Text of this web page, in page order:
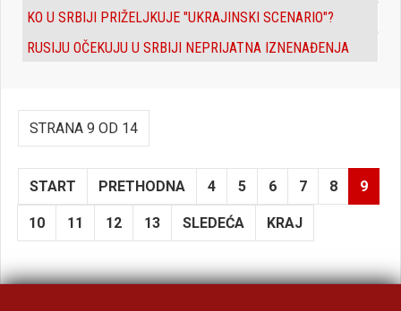
KO U SRBIJI PRIŽELJKUJE "UKRAJINSKI SCENARIO"?
RUSIJU OČEKUJU U SRBIJI NEPRIJATNA IZNENAĐENJA
STRANA 9 OD 14
START PRETHODNA 4 5 6 7 8 9
10 11 12 13 SLEDEĆA KRAJ